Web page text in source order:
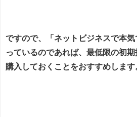
ですので、「ネットビジネスで本
っているのであれば、最低限の初
購入しておくことをおすすめします